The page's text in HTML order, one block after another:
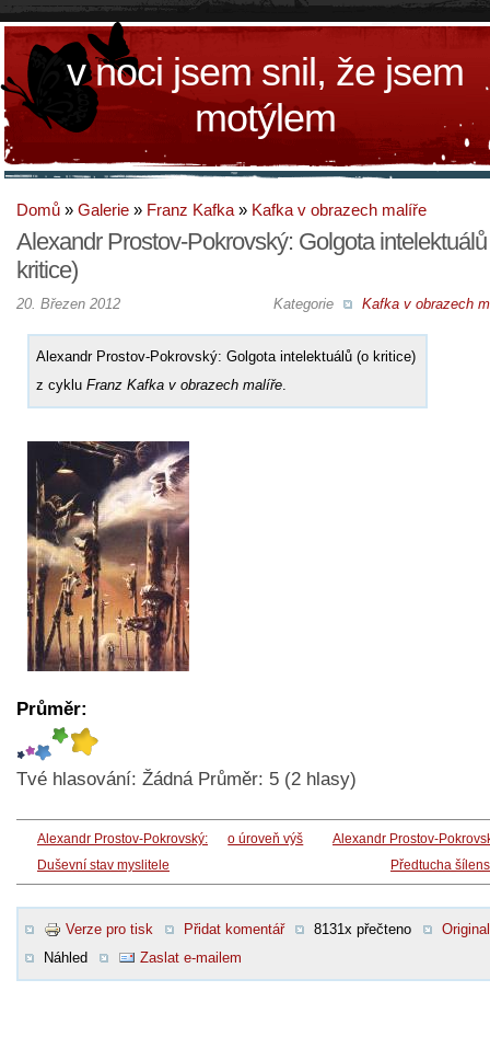
v noci jsem snil, že jsem
motýlem
Domů » Galerie » Franz Kafka » Kafka v obrazech malíře
Alexandr Prostov-Pokrovský: Golgota
kritice)
Kategorie Kafka v obrazech
20. Březen 2012
Alexandr Prostov-Pokrovský: Golgota intelektuálů (o kritice)
z cyklu Franz Kafka v obrazech malíře
Průměr:
Tvé hlasování: Žádná Průměr: 5 (2 hlasy)
Alexandr Prostov-Pokrovský:
Duševní stav myslitele
o úroveň výš
Alexandr Prostov-
Předtucha
Verze pro tisk Přidat komentář 8131x přečteno
Original
Náhled
Zaslat e-mailem